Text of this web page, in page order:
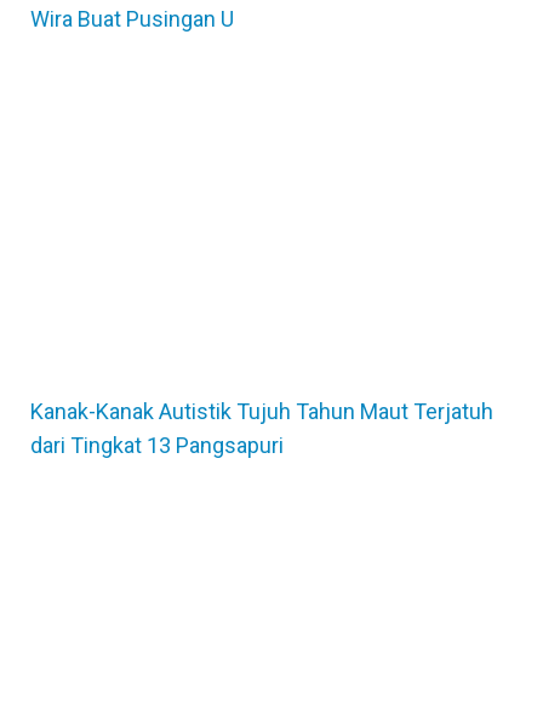
Wira Buat Pusingan U
Kanak-Kanak Autistik Tujuh Tahun Maut Terjatuh
dari Tingkat 13 Pangsapuri